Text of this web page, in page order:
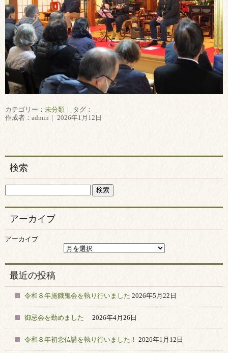
カテゴリー： 未分類 ｜ タグ：
作成者：admin｜ 2026年1月12日
検索
アーカイブ
アーカイブ
最近の投稿
令和８年施餓鬼会を執り行いました 2026年5月22日
御忌会を勤めました 2026年4月26日
令和８年初念仏講を執り行いました！ 2026年1月12日